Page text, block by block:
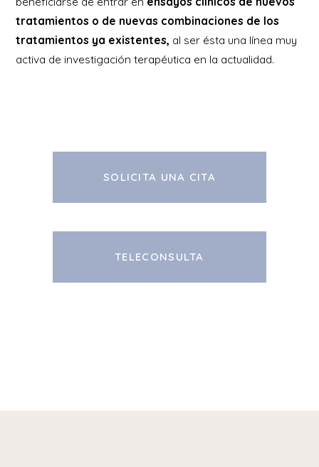
tratamientos o de nuevas combinaciones de los
tratamientos ya existentes, al ser ésta una línea muy
activa de investigación terapéutica en la actualidad.
SOLICITA UNA CITA
TELECONSULTA